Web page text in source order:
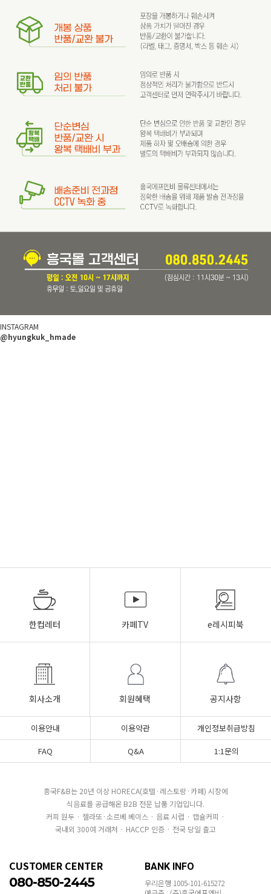
INSTAGRAM
@hyungkuk_hmade
한컵레터 카페TV e레시피북
회사소개 회원혜택 공지사항
이용안내 이용약관
개인정보취급방침
FAQ
Q&A 1:1문의
흥국F&B는 20년 이상 HORECA(호텔·레스토랑·카페) 시장에
식음료를 공급해온 B2B 전문 납품 기업입니다.
커피 원두 · 젤라또·소르베 베이스 · 음료 시럽 · 캡슐커피 ·
국내외 300여 거래처 · HACCP 인증 · 전국 당일 출고
CUSTOMER CENTER
080-850-2445
BANK INFO
우리은행 1005-101-615272